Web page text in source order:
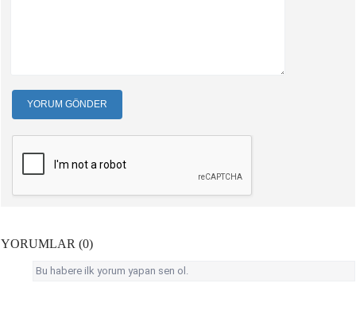
YORUM GÖNDER
YORUMLAR (0)
Bu habere ilk yorum yapan sen ol.